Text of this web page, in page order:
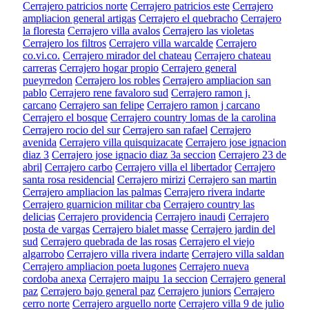
Cerrajero patricios norte Cerrajero patricios este Cerrajero
ampliacion general artigas Cerrajero el quebracho Cerrajero
la floresta Cerrajero villa avalos Cerrajero las violetas
Cerrajero los filtros Cerrajero villa warcalde Cerrajero
co.vi.co. Cerrajero mirador del chateau Cerrajero chateau
carreras Cerrajero hogar propio Cerrajero general
pueyrredon Cerrajero los robles Cerrajero ampliacion san
pablo Cerrajero rene favaloro sud Cerrajero ramon j.
carcano Cerrajero san felipe Cerrajero ramon j carcano
Cerrajero el bosque Cerrajero country lomas de la carolina
Cerrajero rocio del sur Cerrajero san rafael Cerrajero
avenida Cerrajero villa quisquizacate Cerrajero jose ignacion
diaz 3 Cerrajero jose ignacio diaz 3a seccion Cerrajero 23 de
abril Cerrajero carbo Cerrajero villa el libertador Cerrajero
santa rosa residencial Cerrajero mirizi Cerrajero san martin
Cerrajero ampliacion las palmas Cerrajero rivera indarte
Cerrajero guarnicion militar cba Cerrajero country las
delicias Cerrajero providencia Cerrajero inaudi Cerrajero
posta de vargas Cerrajero bialet masse Cerrajero jardin del
sud Cerrajero quebrada de las rosas Cerrajero el viejo
algarrobo Cerrajero villa rivera indarte Cerrajero villa saldan
Cerrajero ampliacion poeta lugones Cerrajero nueva
cordoba anexa Cerrajero maipu 1a seccion Cerrajero general
paz Cerrajero bajo general paz Cerrajero juniors Cerrajero
cerro norte Cerrajero arguello norte Cerrajero villa 9 de julio